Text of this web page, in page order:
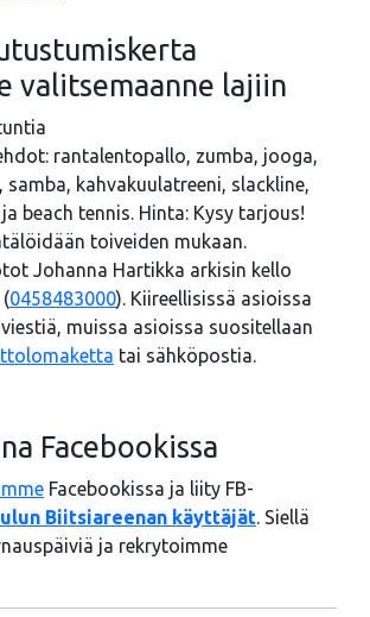
valitsemaanne lajiin
rantalentopallo, zumba, jooga,
kahvakuulatreeni, slackline,
beach tennis. Hinta: Kysy tarjous!
toiveiden mukaan.
Johanna Hartikka arkisin kello
(0458483000). Kiireellisissä asioissa
muissa asioissa suositellaan
tai sähköpostia.
Facebookissa
Facebookissa ja liity FB-
Biitsiareenan käyttäjät. Siellä
ja rekrytoimme